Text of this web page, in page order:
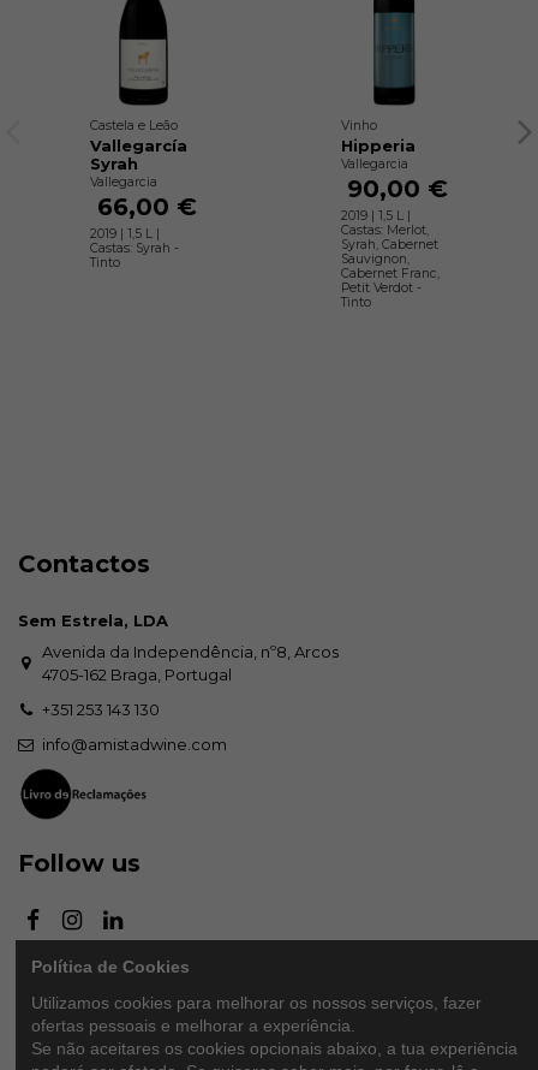
Castela e Leão
Vallegarcía
Syrah
Vallegarcia
66,00 €
2019 | 1,5 L |
Castas: Syrah -
Tinto
Vinho
Hipperia
Vallegarcia
90,00 €
2019 | 1,5 L |
Castas: Merlot,
Syrah, Cabernet
Sauvignon,
Cabernet Franc,
Petit Verdot -
Tinto
Contactos
Sem Estrela, LDA
Avenida da Independência, nº8, Arcos
4705-162 Braga, Portugal
+351 253 143 130
info@amistadwine.com
Follow us
Newsletter
Política de Cookies
Utilizamos cookies para melhorar os nossos serviços, fazer
ofertas pessoais e melhorar a experiência.
Se não aceitares os cookies opcionais abaixo, a tua experiência